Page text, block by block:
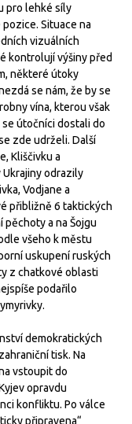
pro lehké síly
Situace na
vizuálních
kontrolují výšiny před
některé útoky
se nám, že by se
vína, kterou však
útočníci dostali do
zde udrželi. Další
Kliščivku a
Ukrajiny odrazily
Vodjane a
přibližně 6 taktických
a na Šojgu
všeho k městu
uskupení ruských
z chatkové oblasti
podařilo
demokratických
tisk. Na
vstoupit do
opravdu
konfliktu. Po válce
připravena“